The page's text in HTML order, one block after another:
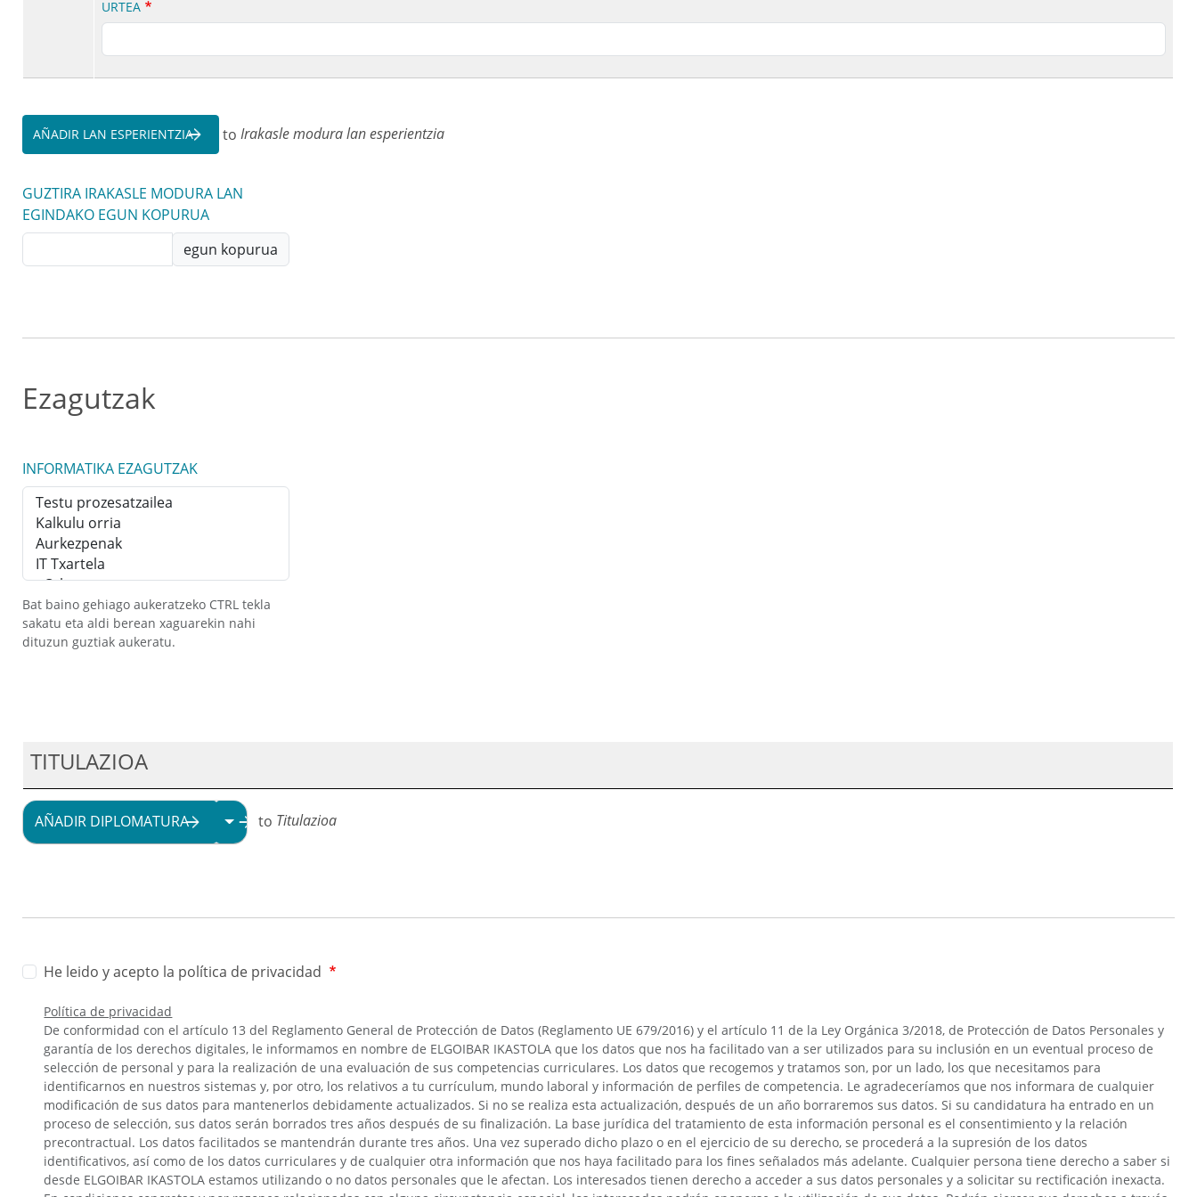
URTEA
AÑADIR LAN ESPERIENTZIA to Irakasle modura lan esperientzia
GUZTIRA IRAKASLE MODURA LAN
EGINDAKO EGUN KOPURUA
egun kopurua
Ezagutzak
INFORMATIKA EZAGUTZAK
Bat baino gehiago aukeratzeko CTRL tekla
sakatu eta aldi berean xaguarekin nahi
dituzun guztiak aukeratu.
TITULAZIOA
AÑADIR DIPLOMATURA LISTA ADICIONAL DE ACCIONES
to Titulazioa
He leido y acepto la política de privacidad
Política de privacidad
De conformidad con el artículo 13 del Reglamento General de Protección de Datos (Reglamento UE 679/2016) y el artículo 11 de la Ley Orgánica 3/2018, de Protección de Datos Personales y
garantía de los derechos digitales, le informamos en nombre de ELGOIBAR IKASTOLA que los datos que nos ha facilitado van a ser utilizados para su inclusión en un eventual proceso de
selección de personal y para la realización de una evaluación de sus competencias curriculares. Los datos que recogemos y tratamos son, por un lado, los que necesitamos para
identificarnos en nuestros sistemas y, por otro, los relativos a tu currículum, mundo laboral y información de perfiles de competencia. Le agradeceríamos que nos informara de cualquier
modificación de sus datos para mantenerlos debidamente actualizados. Si no se realiza esta actualización, después de un año borraremos sus datos. Si su candidatura ha entrado en un
proceso de selección, sus datos serán borrados tres años después de su finalización. La base jurídica del tratamiento de esta información personal es el consentimiento y la relación
precontractual. Los datos facilitados se mantendrán durante tres años. Una vez superado dicho plazo o en el ejercicio de su derecho, se procederá a la supresión de los datos
identificativos, así como de los datos curriculares y de cualquier otra información que nos haya facilitado para los fines señalados más adelante. Cualquier persona tiene derecho a saber si
desde ELGOIBAR IKASTOLA estamos utilizando o no datos personales que le afectan. Los interesados tienen derecho a acceder a sus datos personales y a solicitar su rectificación inexacta.